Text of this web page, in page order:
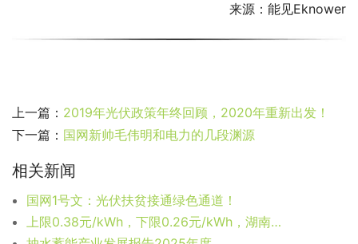
来源：能见Eknower
上一篇： 2019年光伏政策年终回顾，2020年重新出发！
下一篇： 国网新帅毛伟明和电力的几段渊源
相关新闻
国网1号文：光伏扶贫接通绿色通道！
上限0.38元/kWh，下限0.26元/kWh，湖南省136号文讨论稿